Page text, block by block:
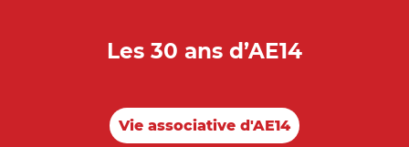
Les 30 ans d’AE14
Vie associative d'AE14